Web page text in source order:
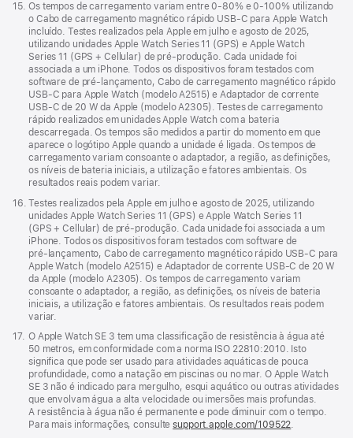
Nota
rodapé
15. Os tempos de carregamento variam entre 0‑80% e 0‑100% utilizando
o Cabo de carregamento magnético rápido USB‑C para Apple Watch
incluído. Testes realizados pela Apple em julho e agosto de 2025,
utilizando unidades Apple Watch Series 11 (GPS) e Apple Watch
Series 11 (GPS + Cellular) de pré‑produção. Cada unidade foi
associada a um iPhone. Todos os dispositivos foram testados com
software de pré‑lançamento, Cabo de carregamento magnético rápido
USB‑C para Apple Watch (modelo A2515) e Adaptador de corrente
USB‑C de 20 W da Apple (modelo A2305). Testes de carregamento
rápido realizados em unidades Apple Watch com a bateria
descarregada. Os tempos são medidos a partir do momento em que
aparece o logótipo Apple quando a unidade é ligada. Os tempos de
carregamento variam consoante o adaptador, a região, as definições,
os níveis de bateria iniciais, a utilização e fatores ambientais. Os
resultados reais podem variar.
Nota
rodapé
16. Testes realizados pela Apple em julho e agosto de 2025, utilizando
unidades Apple Watch Series 11 (GPS) e Apple Watch Series 11
(GPS + Cellular) de pré‑produção. Cada unidade foi associada a um
iPhone. Todos os dispositivos foram testados com software de
pré‑lançamento, Cabo de carregamento magnético rápido USB‑C para
Apple Watch (modelo A2515) e Adaptador de corrente USB‑C de 20 W
da Apple (modelo A2305). Os tempos de carregamento variam
consoante o adaptador, a região, as definições, os níveis de bateria
iniciais, a utilização e fatores ambientais. Os resultados reais podem
variar.
Nota
rodapé
17. O Apple Watch SE 3 tem uma classificação de resistência à água até
50 metros, em conformidade com a norma ISO 22810:2010. Isto
significa que pode ser usado para atividades aquáticas de pouca
profundidade, como a natação em piscinas ou no mar. O Apple Watch
SE 3 não é indicado para mergulho, esqui aquático ou outras atividades
que envolvam água a alta velocidade ou imersões mais profundas.
A resistência à água não é permanente e pode diminuir com o tempo.
Para mais informações, consultesupport.apple.com/109522.